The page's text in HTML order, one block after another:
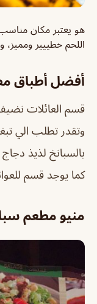
هو يعتبر مكان مناسب
اللحم خطييير ومميز،
أفضل أطباق
وتقدر تطلب الي
بالسبانخ لذيذ دجاج
كما يوجد قسم
منيو مطعم